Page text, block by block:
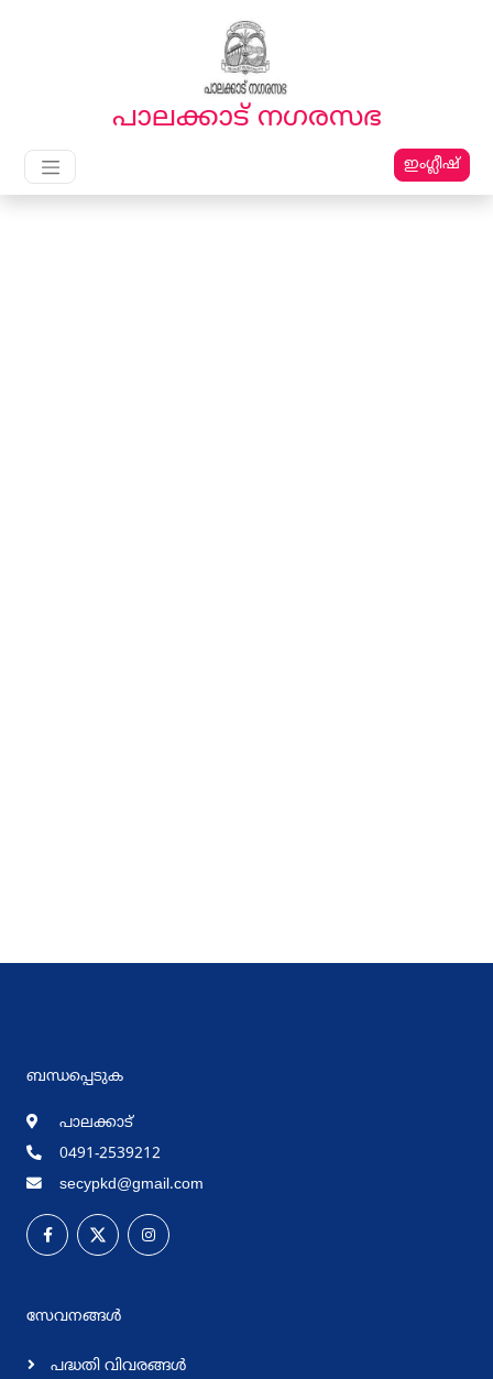
പാലക്കാട്‌ നഗരസഭ
ഇംഗ്ലീഷ്
Main Navigation
ബന്ധപ്പെടുക
പാലക്കാട്
0491-2539212
secypkd@gmail.com
സേവനങ്ങള്‍
പദ്ധതി വിവരങ്ങള്‍